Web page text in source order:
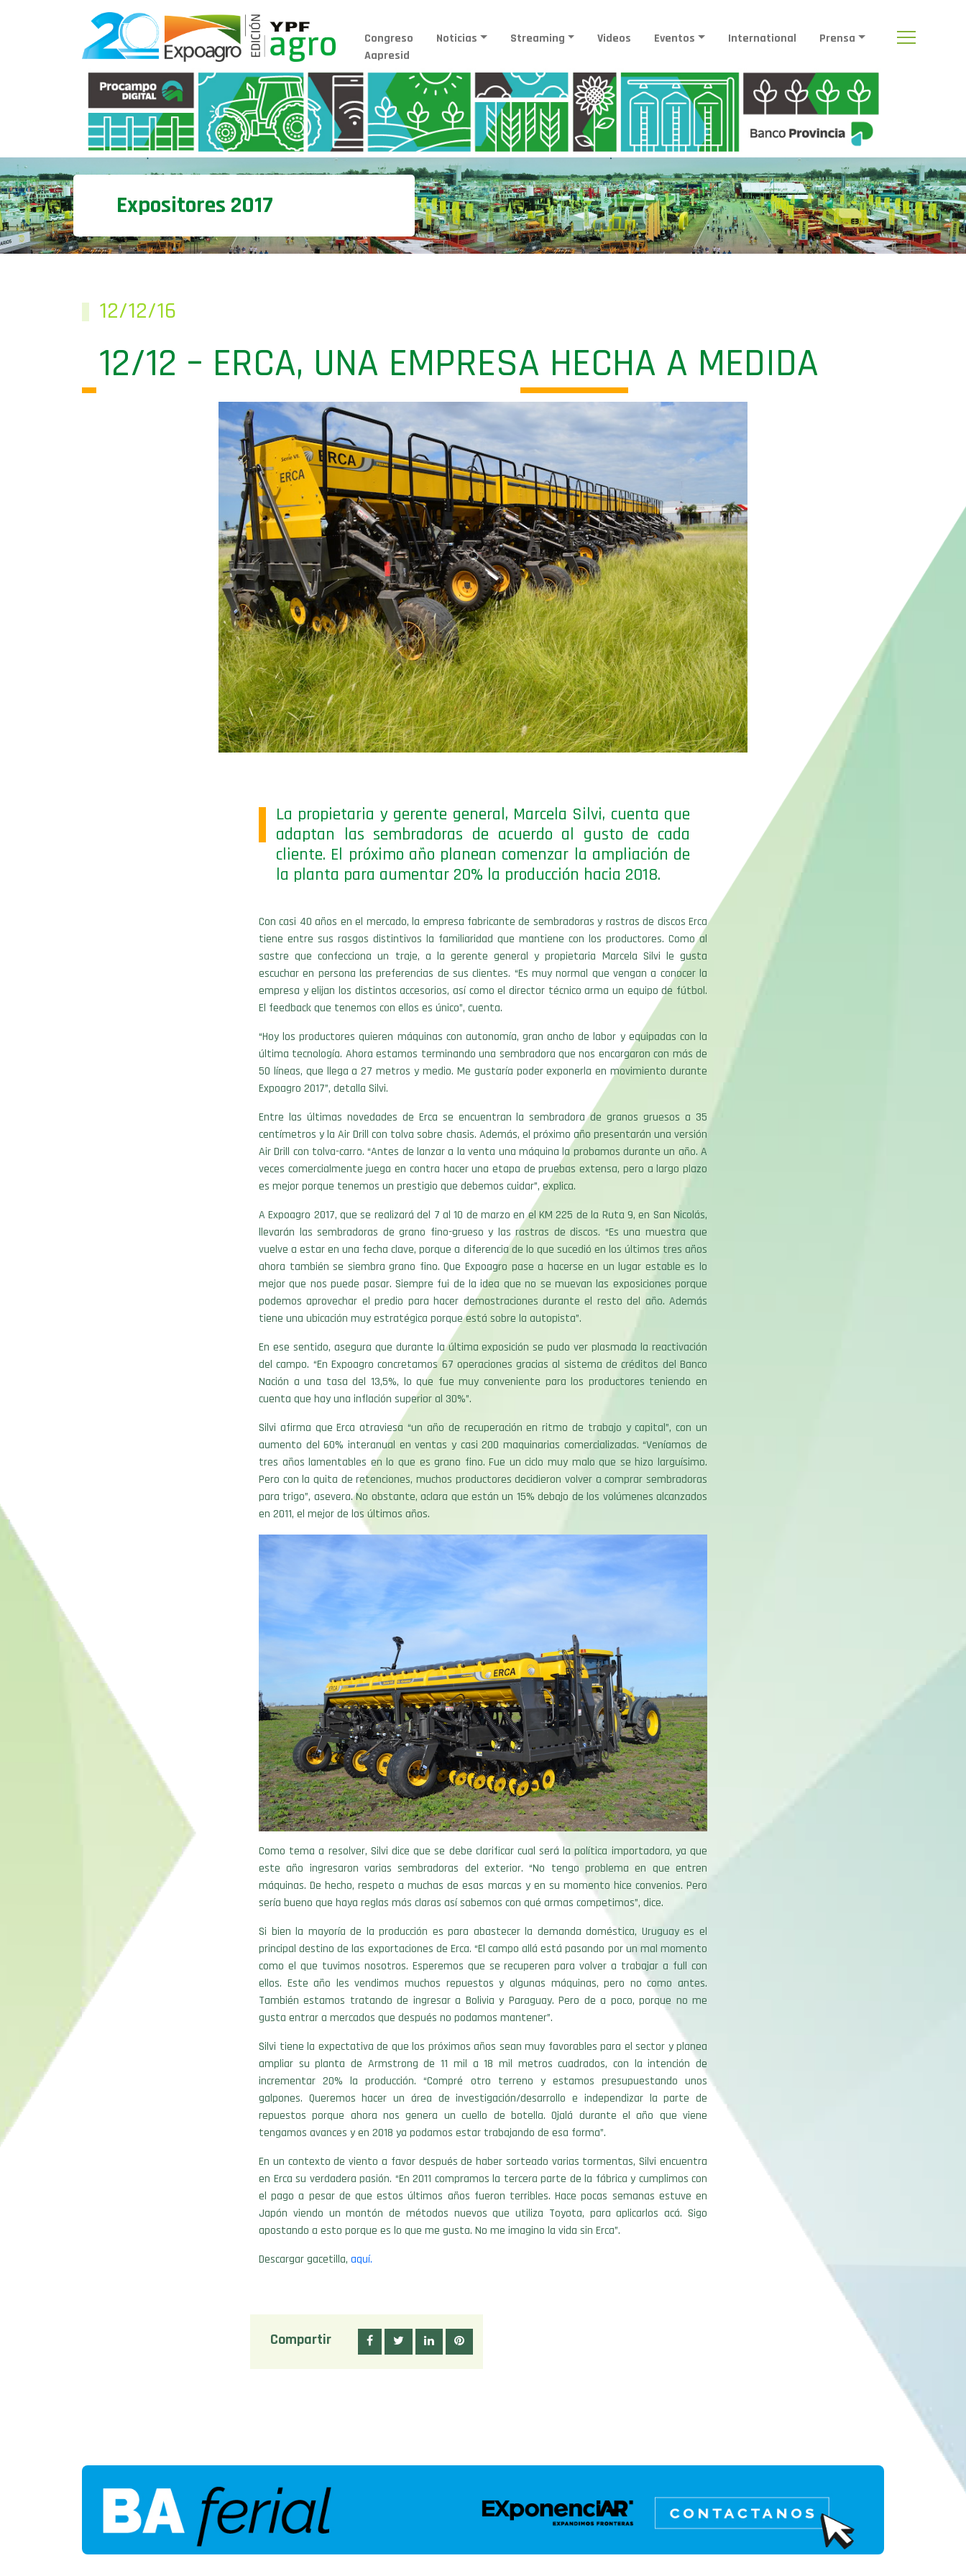
Congreso
Aapresid
Noticias Streaming Videos Eventos International Prensa
Expositores 2017
12/12/16
12/12 – ERCA, UNA EMPRESA HECHA A MEDIDA
La propietaria y gerente general, Marcela Silvi, cuenta que
adaptan las sembradoras de acuerdo al gusto de cada
cliente. El próximo año planean comenzar la ampliación de
la planta para aumentar 20% la producción hacia 2018.
Con casi 40 años en el mercado, la empresa fabricante de sembradoras y rastras de discos Erca
tiene entre sus rasgos distintivos la familiaridad que mantiene con los productores. Como al
sastre que confecciona un traje, a la gerente general y propietaria Marcela Silvi le gusta
escuchar en persona las preferencias de sus clientes. “Es muy normal que vengan a conocer la
empresa y elijan los distintos accesorios, así como el director técnico arma un equipo de fútbol.
El feedback que tenemos con ellos es único”, cuenta.
“Hoy los productores quieren máquinas con autonomía, gran ancho de labor y equipadas con la
última tecnología. Ahora estamos terminando una sembradora que nos encargaron con más de
50 líneas, que llega a 27 metros y medio. Me gustaría poder exponerla en movimiento durante
Expoagro 2017”, detalla Silvi.
Entre las últimas novedades de Erca se encuentran la sembradora de granos gruesos a 35
centímetros y la Air Drill con tolva sobre chasis. Además, el próximo año presentarán una versión
Air Drill con tolva-carro. “Antes de lanzar a la venta una máquina la probamos durante un año. A
veces comercialmente juega en contra hacer una etapa de pruebas extensa, pero a largo plazo
es mejor porque tenemos un prestigio que debemos cuidar”, explica.
A Expoagro 2017, que se realizará del 7 al 10 de marzo en el KM 225 de la Ruta 9, en San Nicolás,
llevarán las sembradoras de grano fino-grueso y las rastras de discos. “Es una muestra que
vuelve a estar en una fecha clave, porque a diferencia de lo que sucedió en los últimos tres años
ahora también se siembra grano fino. Que Expoagro pase a hacerse en un lugar estable es lo
mejor que nos puede pasar. Siempre fui de la idea que no se muevan las exposiciones porque
podemos aprovechar el predio para hacer demostraciones durante el resto del año. Además
tiene una ubicación muy estratégica porque está sobre la autopista”.
En ese sentido, asegura que durante la última exposición se pudo ver plasmada la reactivación
del campo. “En Expoagro concretamos 67 operaciones gracias al sistema de créditos del Banco
Nación a una tasa del 13,5%, lo que fue muy conveniente para los productores teniendo en
cuenta que hay una inflación superior al 30%”.
Silvi afirma que Erca atraviesa “un año de recuperación en ritmo de trabajo y capital”, con un
aumento del 60% interanual en ventas y casi 200 maquinarias comercializadas. “Veníamos de
tres años lamentables en lo que es grano fino. Fue un ciclo muy malo que se hizo larguísimo.
Pero con la quita de retenciones, muchos productores decidieron volver a comprar sembradoras
para trigo”, asevera. No obstante, aclara que están un 15% debajo de los volúmenes alcanzados
en 2011, el mejor de los últimos años.
Como tema a resolver, Silvi dice que se debe clarificar cual será la política importadora, ya que
este año ingresaron varias sembradoras del exterior. “No tengo problema en que entren
máquinas. De hecho, respeto a muchas de esas marcas y en su momento hice convenios. Pero
sería bueno que haya reglas más claras así sabemos con qué armas competimos”, dice.
Si bien la mayoría de la producción es para abastecer la demanda doméstica, Uruguay es el
principal destino de las exportaciones de Erca. “El campo allá está pasando por un mal momento
como el que tuvimos nosotros. Esperemos que se recuperen para volver a trabajar a full con
ellos. Este año les vendimos muchos repuestos y algunas máquinas, pero no como antes.
También estamos tratando de ingresar a Bolivia y Paraguay. Pero de a poco, porque no me
gusta entrar a mercados que después no podamos mantener”.
Silvi tiene la expectativa de que los próximos años sean muy favorables para el sector y planea
ampliar su planta de Armstrong de 11 mil a 18 mil metros cuadrados, con la intención de
incrementar 20% la producción. “Compré otro terreno y estamos presupuestando unos
galpones. Queremos hacer un área de investigación/desarrollo e independizar la parte de
repuestos porque ahora nos genera un cuello de botella. Ojalá durante el año que viene
tengamos avances y en 2018 ya podamos estar trabajando de esa forma”.
En un contexto de viento a favor después de haber sorteado varias tormentas, Silvi encuentra
en Erca su verdadera pasión. “En 2011 compramos la tercera parte de la fábrica y cumplimos con
el pago a pesar de que estos últimos años fueron terribles. Hace pocas semanas estuve en
Japón viendo un montón de métodos nuevos que utiliza Toyota, para aplicarlos acá. Sigo
apostando a esto porque es lo que me gusta. No me imagino la vida sin Erca”.
Descargar gacetilla, aquí.
Compartir